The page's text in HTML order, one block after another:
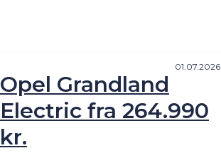
01.07.2026
Opel Grandland
Electric fra 264.990
kr.